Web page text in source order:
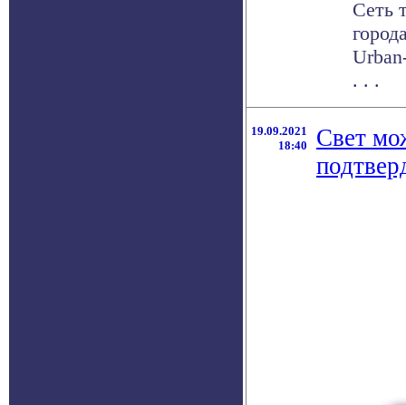
Сеть
. . .
19.09.2021
18:40
Свет